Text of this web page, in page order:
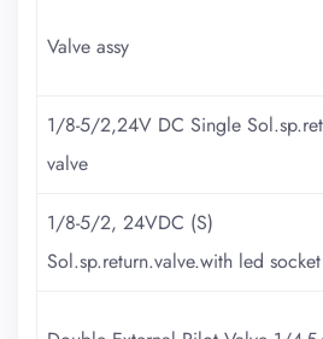
Valve assy
1/8-5/2,24V DC Single
valve
1/8-5/2, 24VDC (S)
Sol.sp.return.valve.with led socket